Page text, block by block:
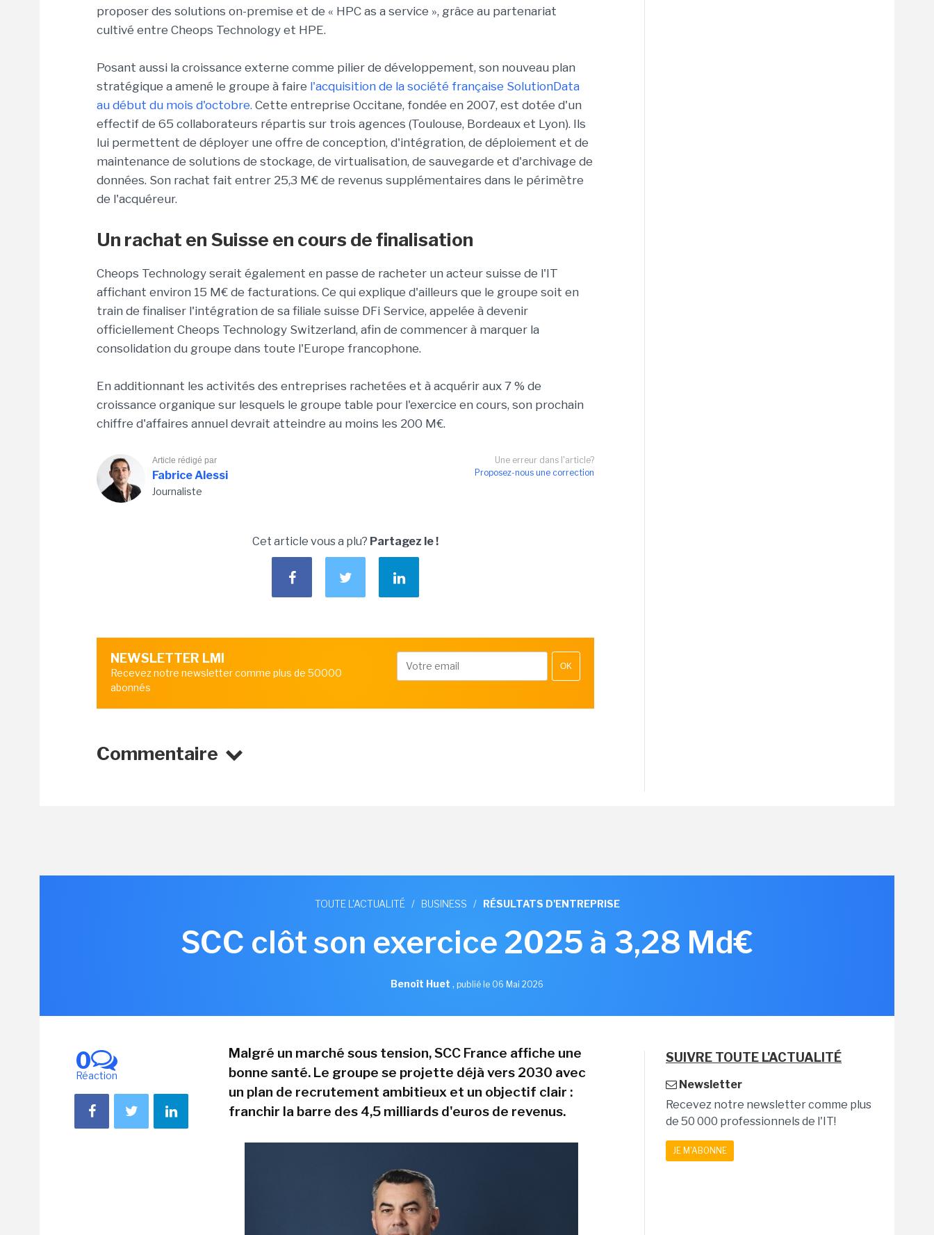
proposer des solutions on-premise et de « HPC as a service », grâce au partenariat
cultivé entre Cheops Technology et HPE.
Posant aussi la croissance externe comme pilier de développement, son nouveau plan
stratégique a amené le groupe à faire l'acquisition de la société française SolutionData
au début du mois d'octobre. Cette entreprise Occitane, fondée en 2007, est dotée d'un
effectif de 65 collaborateurs répartis sur trois agences (Toulouse, Bordeaux et Lyon). Ils
lui permettent de déployer une offre de conception, d'intégration, de déploiement et de
maintenance de solutions de stockage, de virtualisation, de sauvegarde et d'archivage de
données. Son rachat fait entrer 25,3 M€ de revenus supplémentaires dans le périmètre
de l'acquéreur.
Un rachat en Suisse en cours de finalisation
Cheops Technology serait également en passe de racheter un acteur suisse de l'IT
affichant environ 15 M€ de facturations. Ce qui explique d'ailleurs que le groupe soit en
train de finaliser l'intégration de sa filiale suisse DFi Service, appelée à devenir
officiellement Cheops Technology Switzerland, afin de commencer à marquer la
consolidation du groupe dans toute l'Europe francophone.
En additionnant les activités des entreprises rachetées et à acquérir aux 7 % de
croissance organique sur lesquels le groupe table pour l'exercice en cours, son prochain
chiffre d'affaires annuel devrait atteindre au moins les 200 M€.
Une erreur dans l'article?
Proposez-nous une correction
Article rédigé par
Fabrice Alessi
Journaliste
Cet article vous a plu? Partagez le !
NEWSLETTER LMI
Recevez notre newsletter comme plus de 50000
abonnés
OK
Commentaire
TOUTE L'ACTUALITÉ / BUSINESS / RÉSULTATS D'ENTREPRISE
SCC clôt son exercice 2025 à 3,28 Md€
Benoît Huet , publié le 06 Mai 2026
0
Réaction
Malgré un marché sous tension, SCC France affiche une
bonne santé. Le groupe se projette déjà vers 2030 avec
un plan de recrutement ambitieux et un objectif clair :
franchir la barre des 4,5 milliards d'euros de revenus.
SUIVRE TOUTE L'ACTUALITÉ
Newsletter
Recevez notre newsletter comme plus
de 50 000 professionnels de l'IT!
JE M'ABONNE